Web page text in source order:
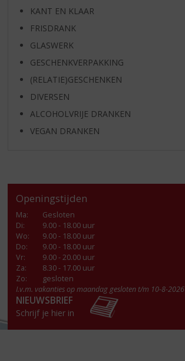
KANT EN KLAAR
FRISDRANK
GLASWERK
GESCHENKVERPAKKING
(RELATIE)GESCHENKEN
DIVERSEN
ALCOHOLVRIJE DRANKEN
VEGAN DRANKEN
Openingstijden
Ma:
Gesloten
Di:
9.00 - 18.00 uur
Wo:
9.00 - 18.00 uur
Do:
9.00 - 18.00 uur
Vr:
9.00 - 20.00 uur
Za:
8.30 - 17.00 uur
Zo:
gesloten
I.v.m. vakanties op maandag gesloten t/m 10-8-2026
NIEUWSBRIEF
Schrijf je hier in